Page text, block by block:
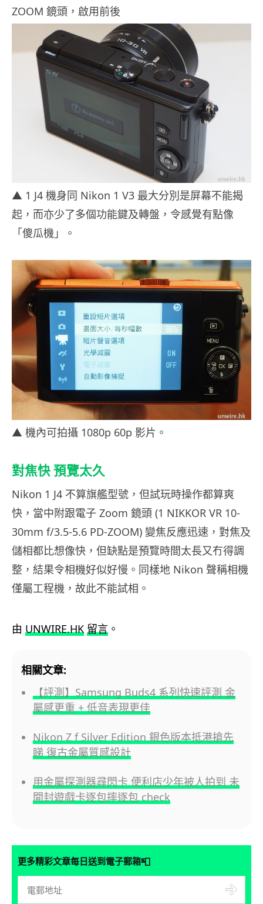
ZOOM 鏡頭，啟用前後
▲ 1 J4 機身同 Nikon 1 V3 最大分別是屏幕不能揭
起，而亦少了多個功能鍵及轉盤，令感覺有點像
「傻瓜機」。
▲ 機內可拍攝 1080p 60p 影片。
對焦快 預覽太久
Nikon 1 J4 不算旗艦型號，但試玩時操作都算爽
快，當中附跟電子 Zoom 鏡頭 (1 NIKKOR VR 10-
30mm f/3.5-5.6 PD-ZOOM) 變焦反應迅速，對焦及
儲相都比想像快，但缺點是預覽時間太長又冇得調
整，結果令相機好似好慢。同樣地 Nikon 聲稱相機
僅屬工程機，故此不能試相。
由 UNWIRE.HK 留言 。
相關文章:
【評測】Samsung Buds4 系列快速評測 金
屬感更重 + 低音表現更佳
Nikon Z f Silver Edition 銀色版本抵港搶先
睇 復古金屬質感設計
用金屬探測器尋閃卡 便利店少年被人拍到 未
開封遊戲卡逐包摔逐包 check
更多精彩文章每日送到電子郵箱📮